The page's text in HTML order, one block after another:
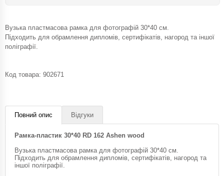
Вузька пластмасова рамка для фотографій 30*40 см.
Підходить для обрамлення дипломів, сертифікатів, нагород та іншої
поліграфії.
Код товара: 902671
Повний опис Відгуки
Рамка-пластик 30*40 RD 162 Ashen wood
Вузька пластмасова рамка для фотографій 30*40 см.
Підходить для обрамлення дипломів, сертифікатів, нагород та
іншої поліграфії.